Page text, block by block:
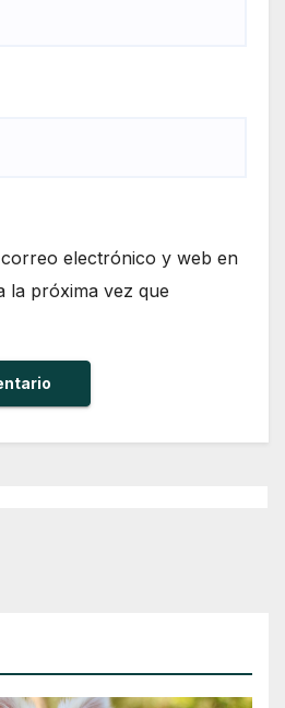
electrónico y web en
la próxima vez que